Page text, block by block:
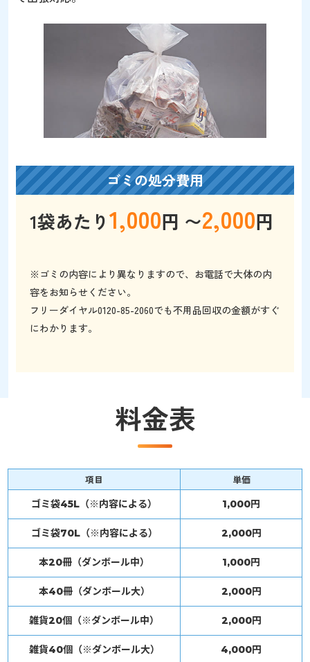
ゴミの処分費用
1袋あたり1,000円 〜2,000円
※ゴミの内容により異なりますので、お電話で大体の内
容をお知らせください。
フリーダイヤル0120-85-2060でも不用品回収の金額がすぐ
にわかります。
料金表
項目 単価
ゴミ袋45L（※内容による） 1,000円
ゴミ袋70L（※内容による） 2,000円
本20冊（ダンボール中） 1,000円
本40冊（ダンボール大） 2,000円
雑貨20個（※ダンボール中） 2,000円
雑貨40個（※ダンボール大） 4,000円